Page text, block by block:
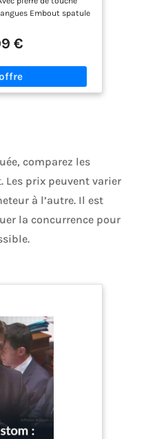
lingotins - 2,5ml
Embout spatule
de qualité
€
comparez les
Les prix peuvent varier
à l’autre. Il est
la concurrence pour